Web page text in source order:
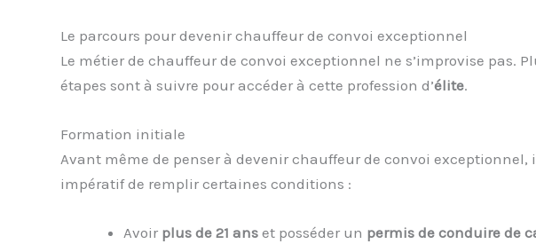
Le parcours pour devenir chauffeur de convoi exceptionnel
Le métier de chauffeur de convoi exceptionnel ne s’improvise pas.
étapes sont à suivre pour accéder à cette profession d’élite.
Formation initiale
Avant même de penser à devenir chauffeur de convoi exceptionnel,
impératif de remplir certaines conditions :
Avoir plus de 21 anset posséder un permis de conduire de